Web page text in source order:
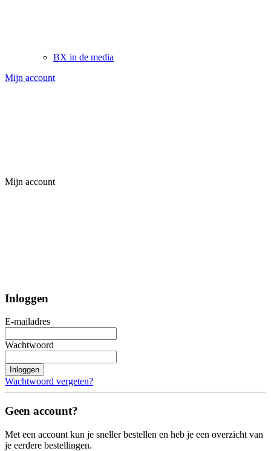
BX in de media
Mijn account
Mijn account
Inloggen
E-mailadres
Wachtwoord
Inloggen
Wachtwoord vergeten?
Geen account?
Met een account kun je sneller bestellen en heb je een overzicht van
je eerdere bestellingen.